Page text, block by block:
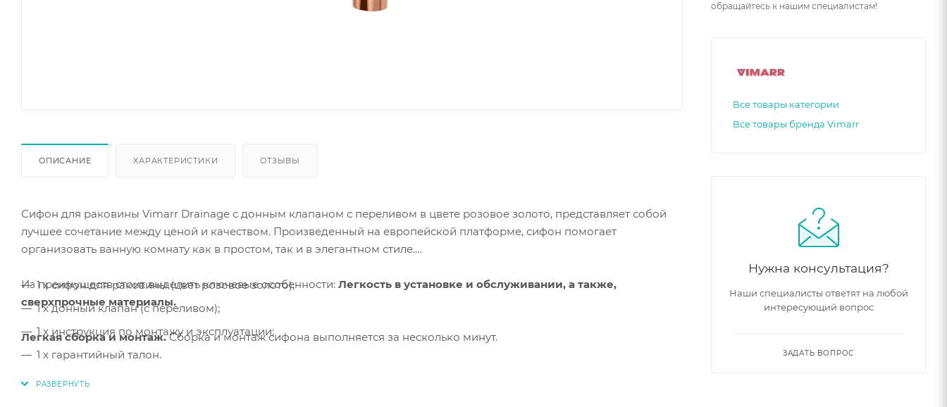
ОПИСАНИЕ ХАРАКТЕРИСТИКИ ОТЗЫВЫ
Сифон для раковины Vimarr Drainage с донным клапаном с переливом в цвете розовое золото, представляет собой
лучшее сочетание между ценой и качеством. Произведенный на европейской платформе, сифон помогает
организовать ванную комнату как в простом, так и в элегантном стиле.
Из преимуществ стоит выделить ключевые особенности: Легкость в установке и обслуживании, а также,
сверхпрочные материалы.
Легкая сборка и монтаж.Сборка и монтаж сифона выполняется за несколько минут.
адаптировать его для нестандартных санузлов.
1 x сифон для раковины (цвет розовое золото);
1 x донный клапан (с переливом);
1 x инструкция по монтажу и эксплуатации;
1 x гарантийный талон.
обращайтесь к нашим специалистам!
Все товары категории
Все товары бренда Vimarr
Нужна консультация?
Наши специалисты ответят на любой
интересующий вопрос
ЗАДАТЬ ВОПРОС